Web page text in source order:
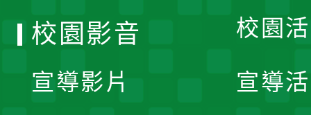
校園
宣導
校園影音
宣導影片